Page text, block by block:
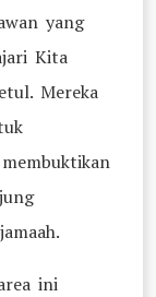
yang
Kita
Mereka
ini